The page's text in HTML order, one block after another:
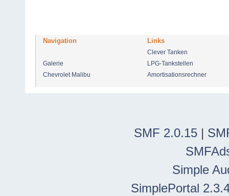
Navigation Links
Clever Tanken
Galerie
LPG-Tankstellen
Chevrolet Malibu
Amortisationsrechner
SMF 2.0.15 |
Simple
SimplePortal